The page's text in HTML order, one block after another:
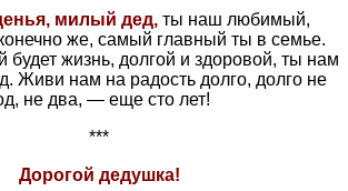
милый дед, ты наш любимый,
же, самый главный ты в семье.
будет жизнь, долгой и здоровой, ты нам
Живи нам на радость долго, долго не
не два, — еще сто лет!
***
Дорогой дедушка!